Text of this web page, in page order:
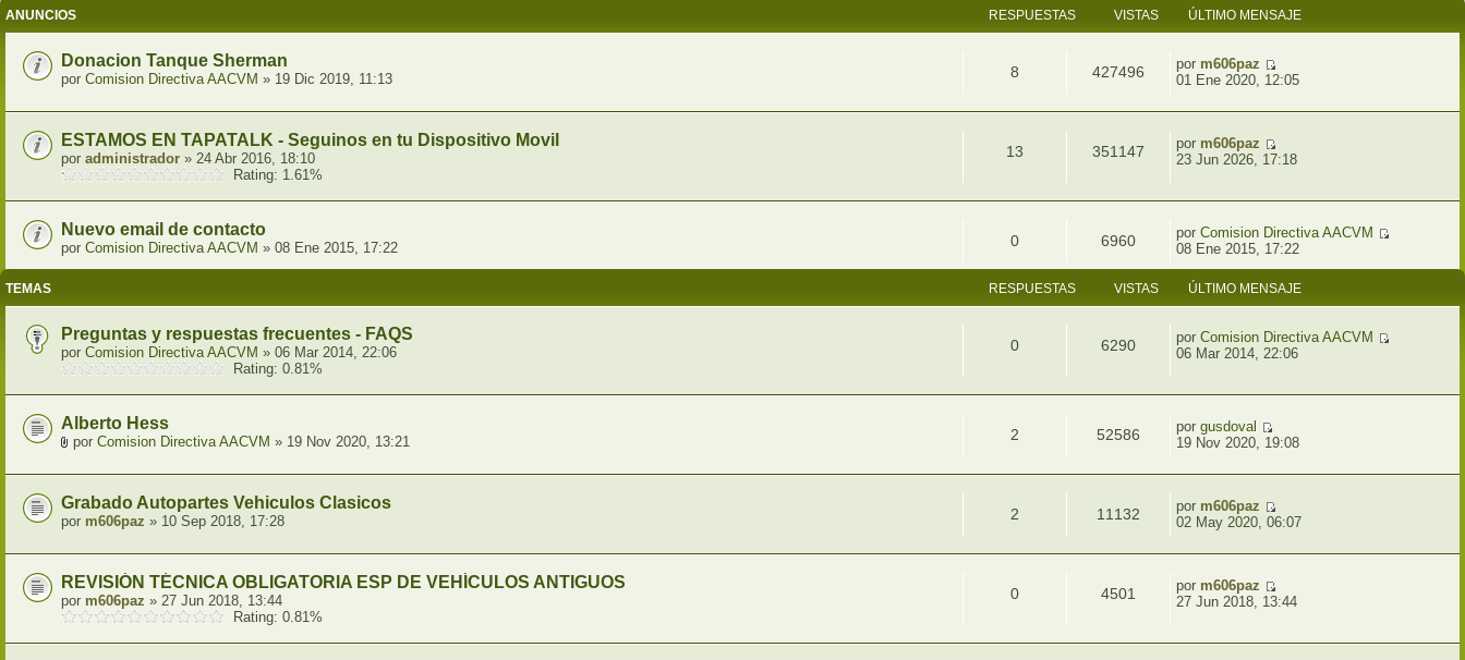
ANUNCIOS RESPUESTAS VISTAS ÚLTIMO MENSAJE
Donacion Tanque Sherman
por Comision Directiva AACVM » 19 Dic 2019, 11:13 8 427496 por m606paz
01 Ene 2020, 12:05
ESTAMOS EN TAPATALK - Seguinos en tu Dispositivo Movil
por administrador » 24 Abr 2016, 18:10
Rating: 1.61%
13 351147 por m606paz
23 Jun 2026, 17:18
Nuevo email de contacto
por Comision Directiva AACVM » 08 Ene 2015, 17:22 0 6960 por Comision Directiva AACVM
08 Ene 2015, 17:22
TEMAS RESPUESTAS VISTAS ÚLTIMO MENSAJE
Preguntas y respuestas frecuentes - FAQS
por Comision Directiva AACVM » 06 Mar 2014, 22:06
Rating: 0.81%
0 6290 por Comision Directiva AACVM
06 Mar 2014, 22:06
Alberto Hess
por Comision Directiva AACVM » 19 Nov 2020, 13:21 2 52586 por gusdoval
19 Nov 2020, 19:08
Grabado Autopartes Vehiculos Clasicos
por m606paz » 10 Sep 2018, 17:28 2 11132 por m606paz
02 May 2020, 06:07
REVISIÓN TÉCNICA OBLIGATORIA ESP DE VEHÍCULOS ANTIGUOS
por m606paz » 27 Jun 2018, 13:44
Rating: 0.81%
0 4501 por m606paz
27 Jun 2018, 13:44